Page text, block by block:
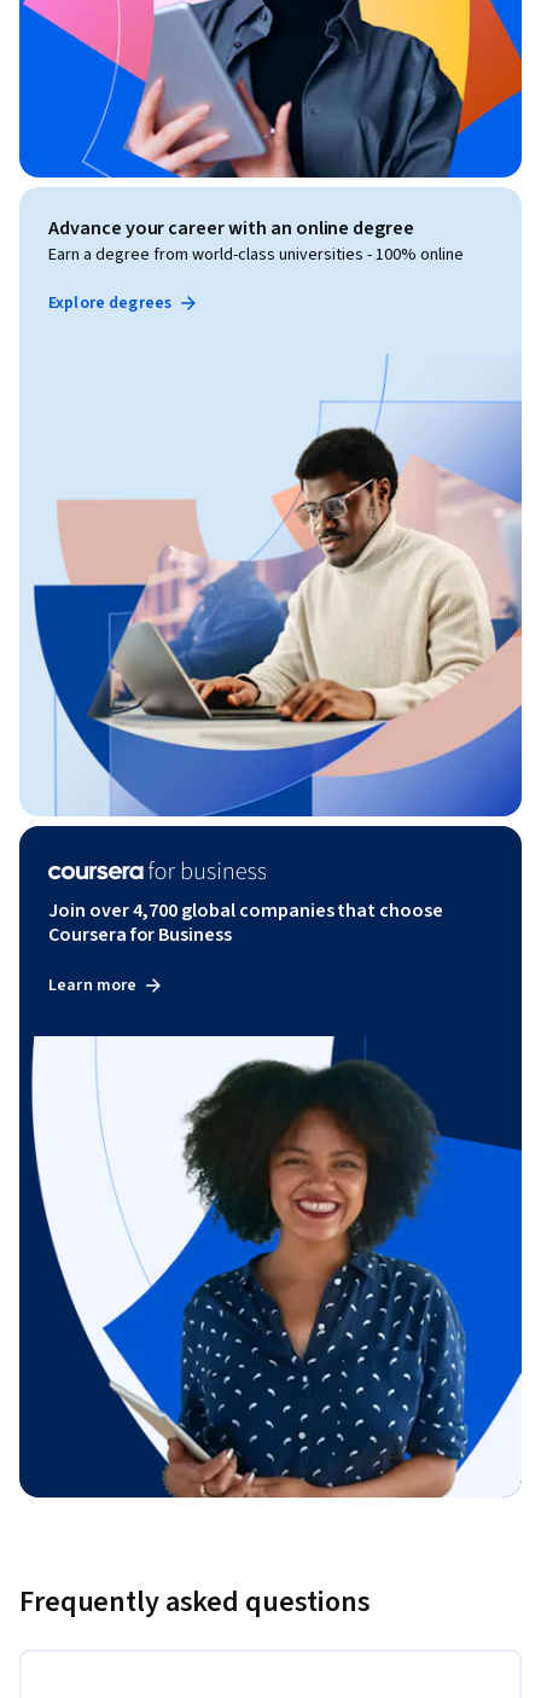
Advance your career with an online degree
Earn a degree from world-class universities - 100% online
Explore degrees
Join over 4,700 global companies that choose
Coursera for Business
Learn more
Frequently asked questions